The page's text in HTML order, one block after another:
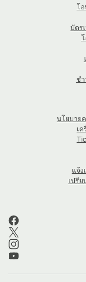
โอ
บัตร
ชำ
นโยบาย
เ
แจ้ง
เปรีย